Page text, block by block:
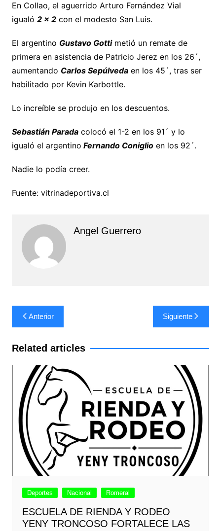
En Collao, el aguerrido Arturo Fernández Vial
igualó 2 x 2con el modesto San Luis.
El argentino Gustavo Gottimetió un remate de
primera en asistencia de Patricio Jerez en los 26´,
aumentando Carlos Sepúlvedaen los 45´, tras ser
habilitado por Kevin Karbottle.
Lo increíble se produjo en los descuentos.
Sebastián Parada colocó el 1-2 en los 91´ y lo
igualó el argentino Fernando Coniglioen los 92´.
Nadie lo podía creer.
Fuente: vitrinadeportiva.cl
Angel Guerrero
Navegación
de
entradas
Anterior Siguiente
Related articles
Deportes Nacional Romeral
ESCUELA DE RIENDA Y RODEO
YENY TRONCOSO FORTALECE LAS